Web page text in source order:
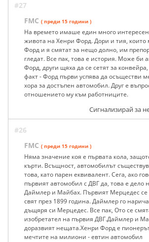
#27
FMC ( преди 15 години )
На времето имаше един много
живота на Хенри Форд. Дори и тия, които
Форд и я смятат за нещо долно, им
гледат. Все пак, това е история. Може би
Форд, други щяха да се сетят за
факт - Форд първи успява да осъществи
хора за достъпен автомобил. Друг е
отношението му към работниците.
Сигнализирай за
#26
FMC ( преди 15 години )
Няма значение коя е първата кола,
кърти. Всъщност, автомобилът
това, като парен еквивалент. Сега, ако
първият автомобил с ДВГ да, това е дело
Даймлер и Майбах. Първият Мерцедес се
свят през 1899 година. Даймлер го
дъщяря си Мерцедес. Все пак, Ото се
изобретател на първия ДВГ.Даймлер и
доразвият нещата.Хенри Форд е
мечтите на милиони - евтин автомобил